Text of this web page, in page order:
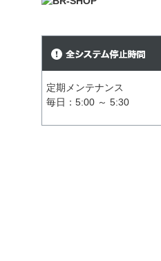
定期メンテナンス
毎日：5:00 ～ 5:30